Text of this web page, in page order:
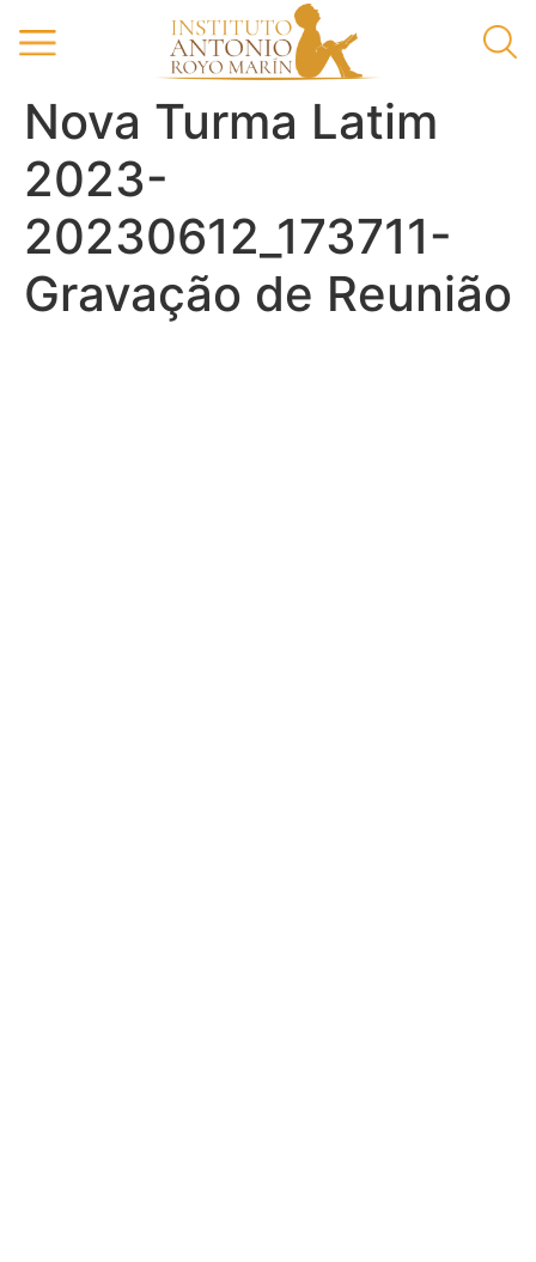
Nova Turma Latim
2023-
20230612_173711-
Gravação de Reunião